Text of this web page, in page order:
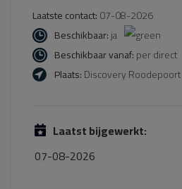
Laatste contact:07-08-2026
Beschikbaar:ja
Beschikbaar vanaf:per direct
Plaats:Discovery Roodepoort
Laatst bijgewerkt:
07-08-2026